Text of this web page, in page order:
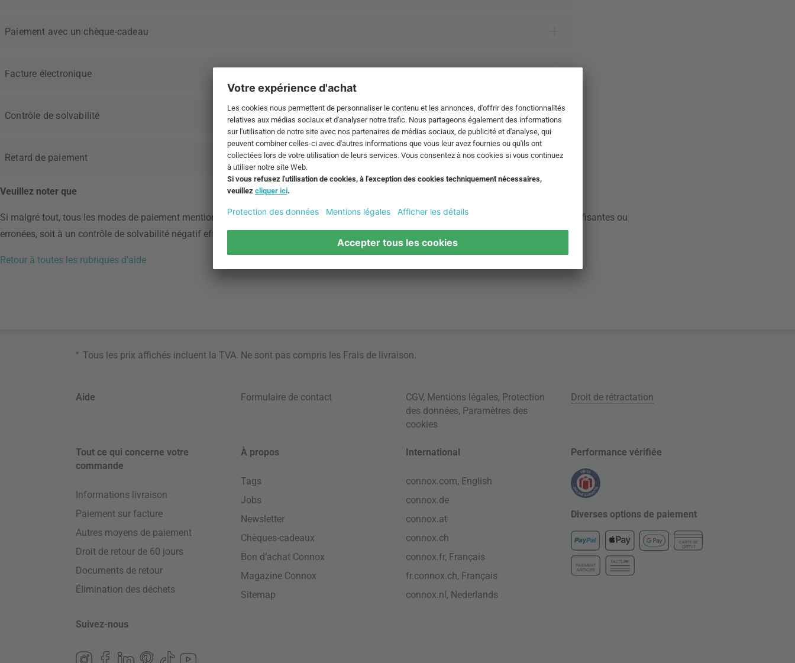
Paiement avec un chèque-cadeau
Facture électronique
Contrôle de solvabilité
Retard de paiement
Veuillez noter que
Si malgré tout, tous les modes de paiement mentionnés ci-dessus ne vous sont pas proposés, cela est dû soit à des données d'adresse insuffisantes ou
erronées, soit à un contrôle de solvabilité négatif effectué par la CEG.
Retour à toutes les rubriques d'aide
* Tous les prix affichés incluent la TVA. Ne sont pas compris les Frais de livraison.
Aide Formulaire de contact CGV, Mentions légales, Protection
des données, Paramètres des
cookies
Droit de rétractation
Tout ce qui concerne votre
commande
Informations livraison
Paiement sur facture
Autres moyens de paiement
Droit de retour de 60 jours
Documents de retour
Élimination des déchets
À propos
Tags
Jobs
Newsletter
Chèques-cadeaux
Bon d’achat Connox
Magazine Connox
Sitemap
International
connox.com, English
connox.de
connox.at
connox.ch
connox.fr, Français
fr.connox.ch, Français
connox.nl, Nederlands
Performance vérifiée
Diverses options de paiement
CARTE DE
CRÉDIT
PAIEMENT
ANTICIPÉ
FACTURE
Suivez-nous